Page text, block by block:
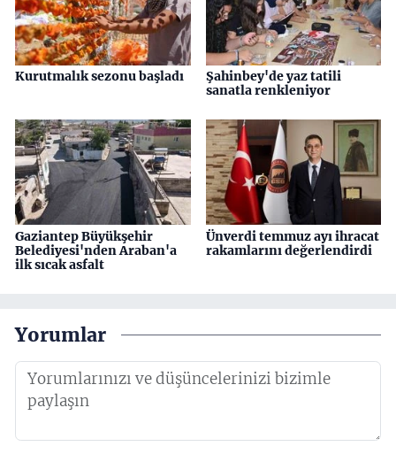
Kurutmalık sezonu başladı
Şahinbey'de yaz tatili
sanatla renkleniyor
Gaziantep Büyükşehir
Belediyesi'nden Araban'a
ilk sıcak asfalt
Ünverdi temmuz ayı ihracat
rakamlarını değerlendirdi
Yorumlar